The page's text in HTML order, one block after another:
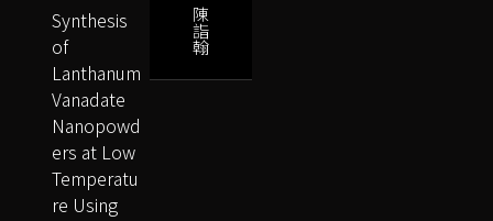
陳
詣
翰
Synthesis
of
Lanthanum
Vanadate
Nanopowd
ers at Low
Temperatu
re Using